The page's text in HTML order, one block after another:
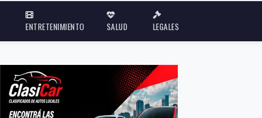
ENTRETENIMIENTO SALUD LEGALES